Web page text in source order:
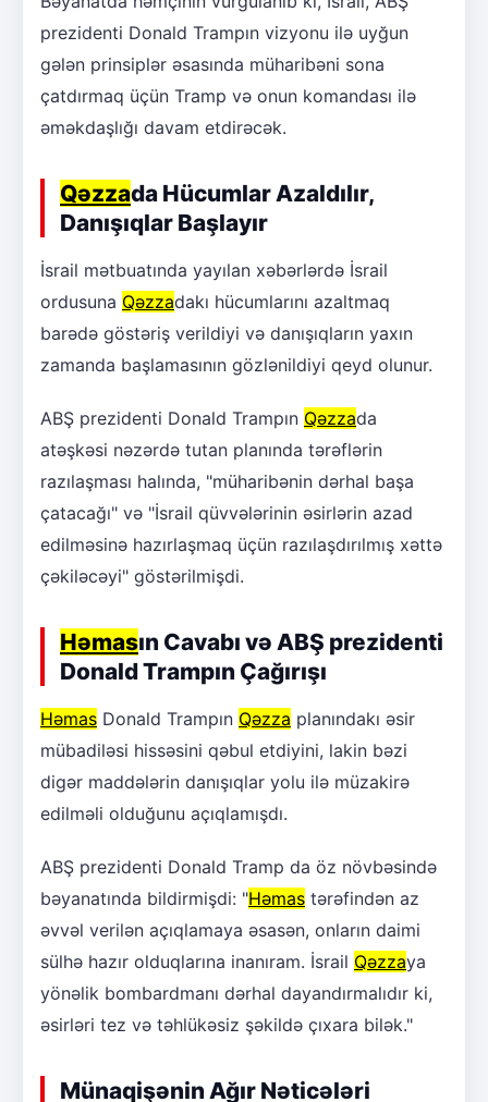
prezidenti Donald Trampın vizyonu ilə uyğun
gələn prinsiplər əsasında müharibəni sona
çatdırmaq üçün Tramp və onun komandası ilə
əməkdaşlığı davam etdirəcək.
Qəzzada Hücumlar Azaldılır,
Danışıqlar Başlayır
İsrail mətbuatında yayılan xəbərlərdə İsrail
ordusuna Qəzzadakı hücumlarını azaltmaq
barədə göstəriş verildiyi və danışıqların yaxın
zamanda başlamasının gözlənildiyi qeyd olunur.
ABŞ prezidenti Donald Trampın Qəzzada
atəşkəsi nəzərdə tutan planında tərəflərin
razılaşması halında, "müharibənin dərhal başa
çatacağı" və "İsrail qüvvələrinin əsirlərin azad
edilməsinə hazırlaşmaq üçün razılaşdırılmış xəttə
çəkiləcəyi" göstərilmişdi.
Həmasın Cavabı və ABŞ prezidenti
Donald Trampın Çağırışı
Həmas Donald Trampın Qəzza planındakı əsir
mübadiləsi hissəsini qəbul etdiyini, lakin bəzi
digər maddələrin danışıqlar yolu ilə müzakirə
edilməli olduğunu açıqlamışdı.
ABŞ prezidenti Donald Tramp da öz növbəsində
bəyanatında bildirmişdi: "Həmas tərəfindən az
əvvəl verilən açıqlamaya əsasən, onların daimi
sülhə hazır olduqlarına inanıram. İsrail Qəzzaya
yönəlik bombardmanı dərhal dayandırmalıdır ki,
əsirləri tez və təhlükəsiz şəkildə çıxara bilək."
Münaqişənin Ağır Nəticələri